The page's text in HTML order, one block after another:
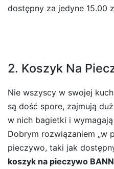
dostępny za jedyne 15.00
2. Koszyk Na
Nie wszyscy w swojej
są dość spore, zajmują
w nich bagietki i
Dobrym rozwiązaniem „w
pieczywo, taki jak
koszyk na pieczywo